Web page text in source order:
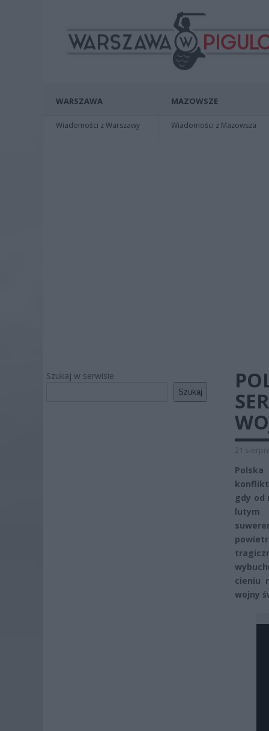
WARSZAWA
Wiadomości z Warszawy
MAZOWSZE
Wiadomości z Mazowsza
Szukaj w serwisie
Szukaj
21
gdy od
lutym
cieniu
wojny